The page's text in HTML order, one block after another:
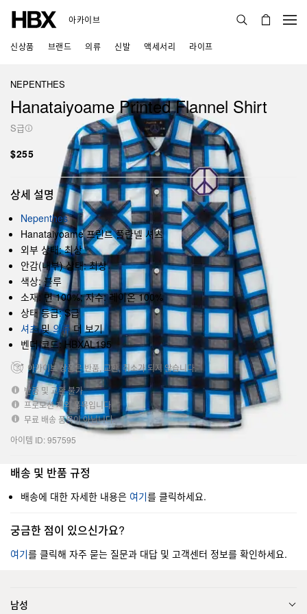
아카이브
신상품 브랜드 의류 신발 액세서리 라이프
NEPENTHES
Hanataiyoame Printed Flannel Shirt
S급
$255
상세 설명
Nepenthes
Hanataiyoame 프린트 플란넬 셔츠
외부 상태: 최상
안감(내부) 상태: 최상
색상: 블루
소재: 면 100%; 자수: 레이온 100%
상태 등급: S급
셔츠및의류더 보기
벤더 코드: HBXAL195
아카이브 상품은 반품, 교환, 취소가 되지 않습니다.
반품 및 교환 불가
프로모션 제외 품목입니다.
무료 배송 품목이 아닙니다.
아이템 ID: 957595
배송 및 반품 규정
배송에 대한 자세한 내용은 여기를 클릭하세요.
궁금한 점이 있으신가요?
여기를 클릭해 자주 묻는 질문과 대답 및 고객센터 정보를 확인하세요.
남성